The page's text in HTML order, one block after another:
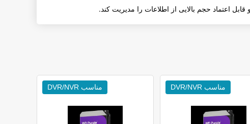
اعتماد حجم بالایی از اطلاعات را مدیریت کند.
مناسب DVR/NVR مناسب DVR/NVR